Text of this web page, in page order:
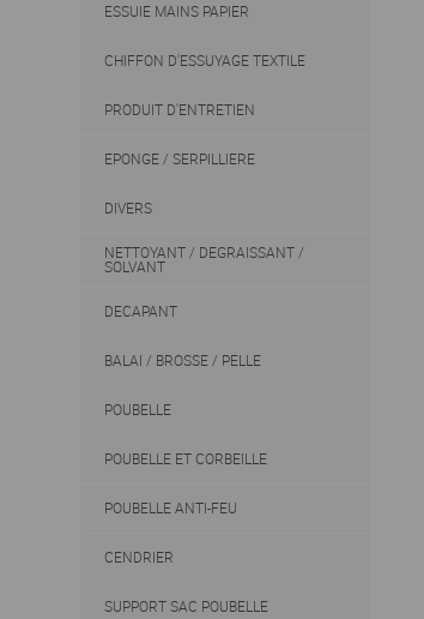
ESSUIE MAINS PAPIER
CHIFFON D'ESSUYAGE TEXTILE
PRODUIT D'ENTRETIEN
EPONGE / SERPILLIERE
DIVERS
NETTOYANT / DEGRAISSANT /
SOLVANT
DECAPANT
BALAI / BROSSE / PELLE
POUBELLE
POUBELLE ET CORBEILLE
POUBELLE ANTI-FEU
CENDRIER
SUPPORT SAC POUBELLE